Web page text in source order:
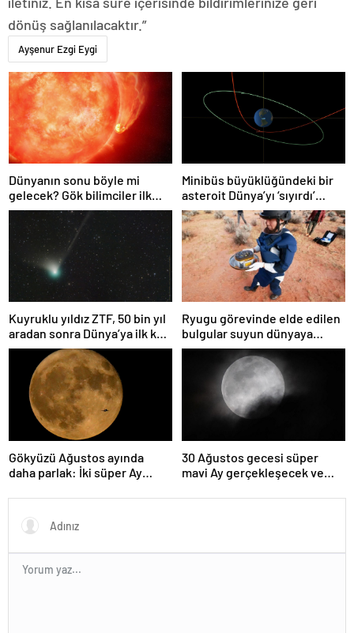
dönüş sağlanılacaktır.”
Ayşenur Ezgi Eygi
Dünyanın sonu böyle mi
gelecek? Gök bilimciler ilk
kez sönen yıldızın gezegeni
yutmasına tanık oldu
Minibüs büyüklüğündeki bir
asteroit Dünya’yı ‘sıyırdı’
geçti
Kuyruklu yıldız ZTF, 50 bin yıl
aradan sonra Dünya’ya ilk kez
çok yaklaşacak
Ryugu görevinde elde edilen
bulgular suyun dünyaya
asteroitlerce getirilmiş
olabileceğini gösteriyor
Gökyüzü Ağustos ayında
daha parlak: İki süper Ay
30 Ağustos gecesi süper
mavi Ay gerçekleşecek ve
olacak